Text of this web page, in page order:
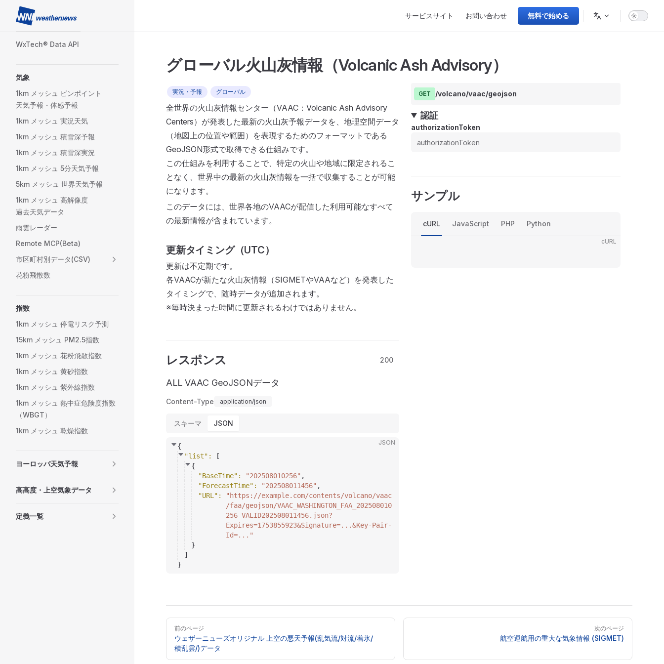
Skip to content サービスサイト お問い合わせ 無料で始める
WxTech®︎ Data API
気象
1km メッシュ ピンポイント
天気予報・体感予報
1km メッシュ 実況天気
1km メッシュ 積雪深予報
1km メッシュ 積雪深実況
1km メッシュ 5分天気予報
5km メッシュ 世界天気予報
1km メッシュ 高解像度
過去天気データ
雨雲レーダー
Remote MCP(Beta)
市区町村別データ(CSV)
花粉飛散数
指数
1km メッシュ 停電リスク予測
15km メッシュ PM2.5指数
1km メッシュ 花粉飛散指数
1km メッシュ 黄砂指数
1km メッシュ 紫外線指数
1km メッシュ 熱中症危険度指数
（WBGT）
1km メッシュ 乾燥指数
ヨーロッパ天気予報
高高度・上空気象データ
定義一覧
グローバル火山灰情報（Volcanic Ash Advisory）
実況・予報 グローバル
全世界の火山灰情報センター（VAAC：Volcanic Ash Advisory
Centers）が発表した最新の火山灰予報データを、地理空間データ
（地図上の位置や範囲）を表現するためのフォーマットである
GeoJSON形式で取得できる仕組みです。
この仕組みを利用することで、特定の火山や地域に限定されるこ
となく、世界中の最新の火山灰情報を一括で収集することが可能
になります。
このデータには、世界各地のVAACが配信した利用可能なすべて
の最新情報が含まれています。
更新タイミング（UTC）
更新は不定期です。
各VAACが新たな火山灰情報（SIGMETやVAAなど）を発表した
タイミングで、随時データが追加されます。
※毎時決まった時間に更新されるわけではありません。
レスポンス 200
ALL VAAC GeoJSONデータ
Content-Type application/json
スキーマ JSON
JSON
{
"list" :
[
{
"BaseTime" : "202508010256" ,
"ForecastTime" : "202508011456" ,
"URL" :
"https://example.com/contents/volcano/vaac
/faa/geojson/VAAC_WASHINGTON_FAA_202508010
256_VALID202508011456.json?
Expires=1753855923&Signature=...&Key-Pair-
Id=..."
}
]
}
GET /volcano/vaac/geojson
認証
authorizationToken
サンプル
cURL JavaScript PHP Python
cURL
Pager
前のページ
ウェザーニューズオリジナル 上空の悪天予報(乱気流/対流/着氷/
積乱雲/)データ
次のページ
航空運航用の重大な気象情報 (SIGMET)